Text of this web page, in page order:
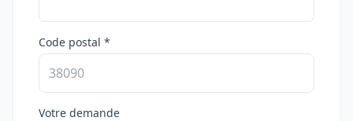
Code postal *
Votre demande